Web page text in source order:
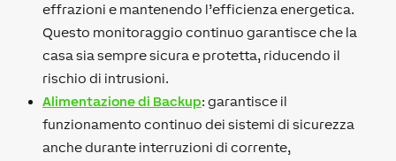
effrazioni e mantenendo l’efficienza energetica.
Questo monitoraggio continuo garantisce che la
casa sia sempre sicura e protetta, riducendo il
rischio di intrusioni.
Alimentazione di Backup: garantisce il
funzionamento continuo dei sistemi di sicurezza
anche durante interruzioni di corrente,